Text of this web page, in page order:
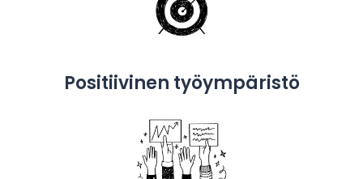
Positiivinen työympäristö